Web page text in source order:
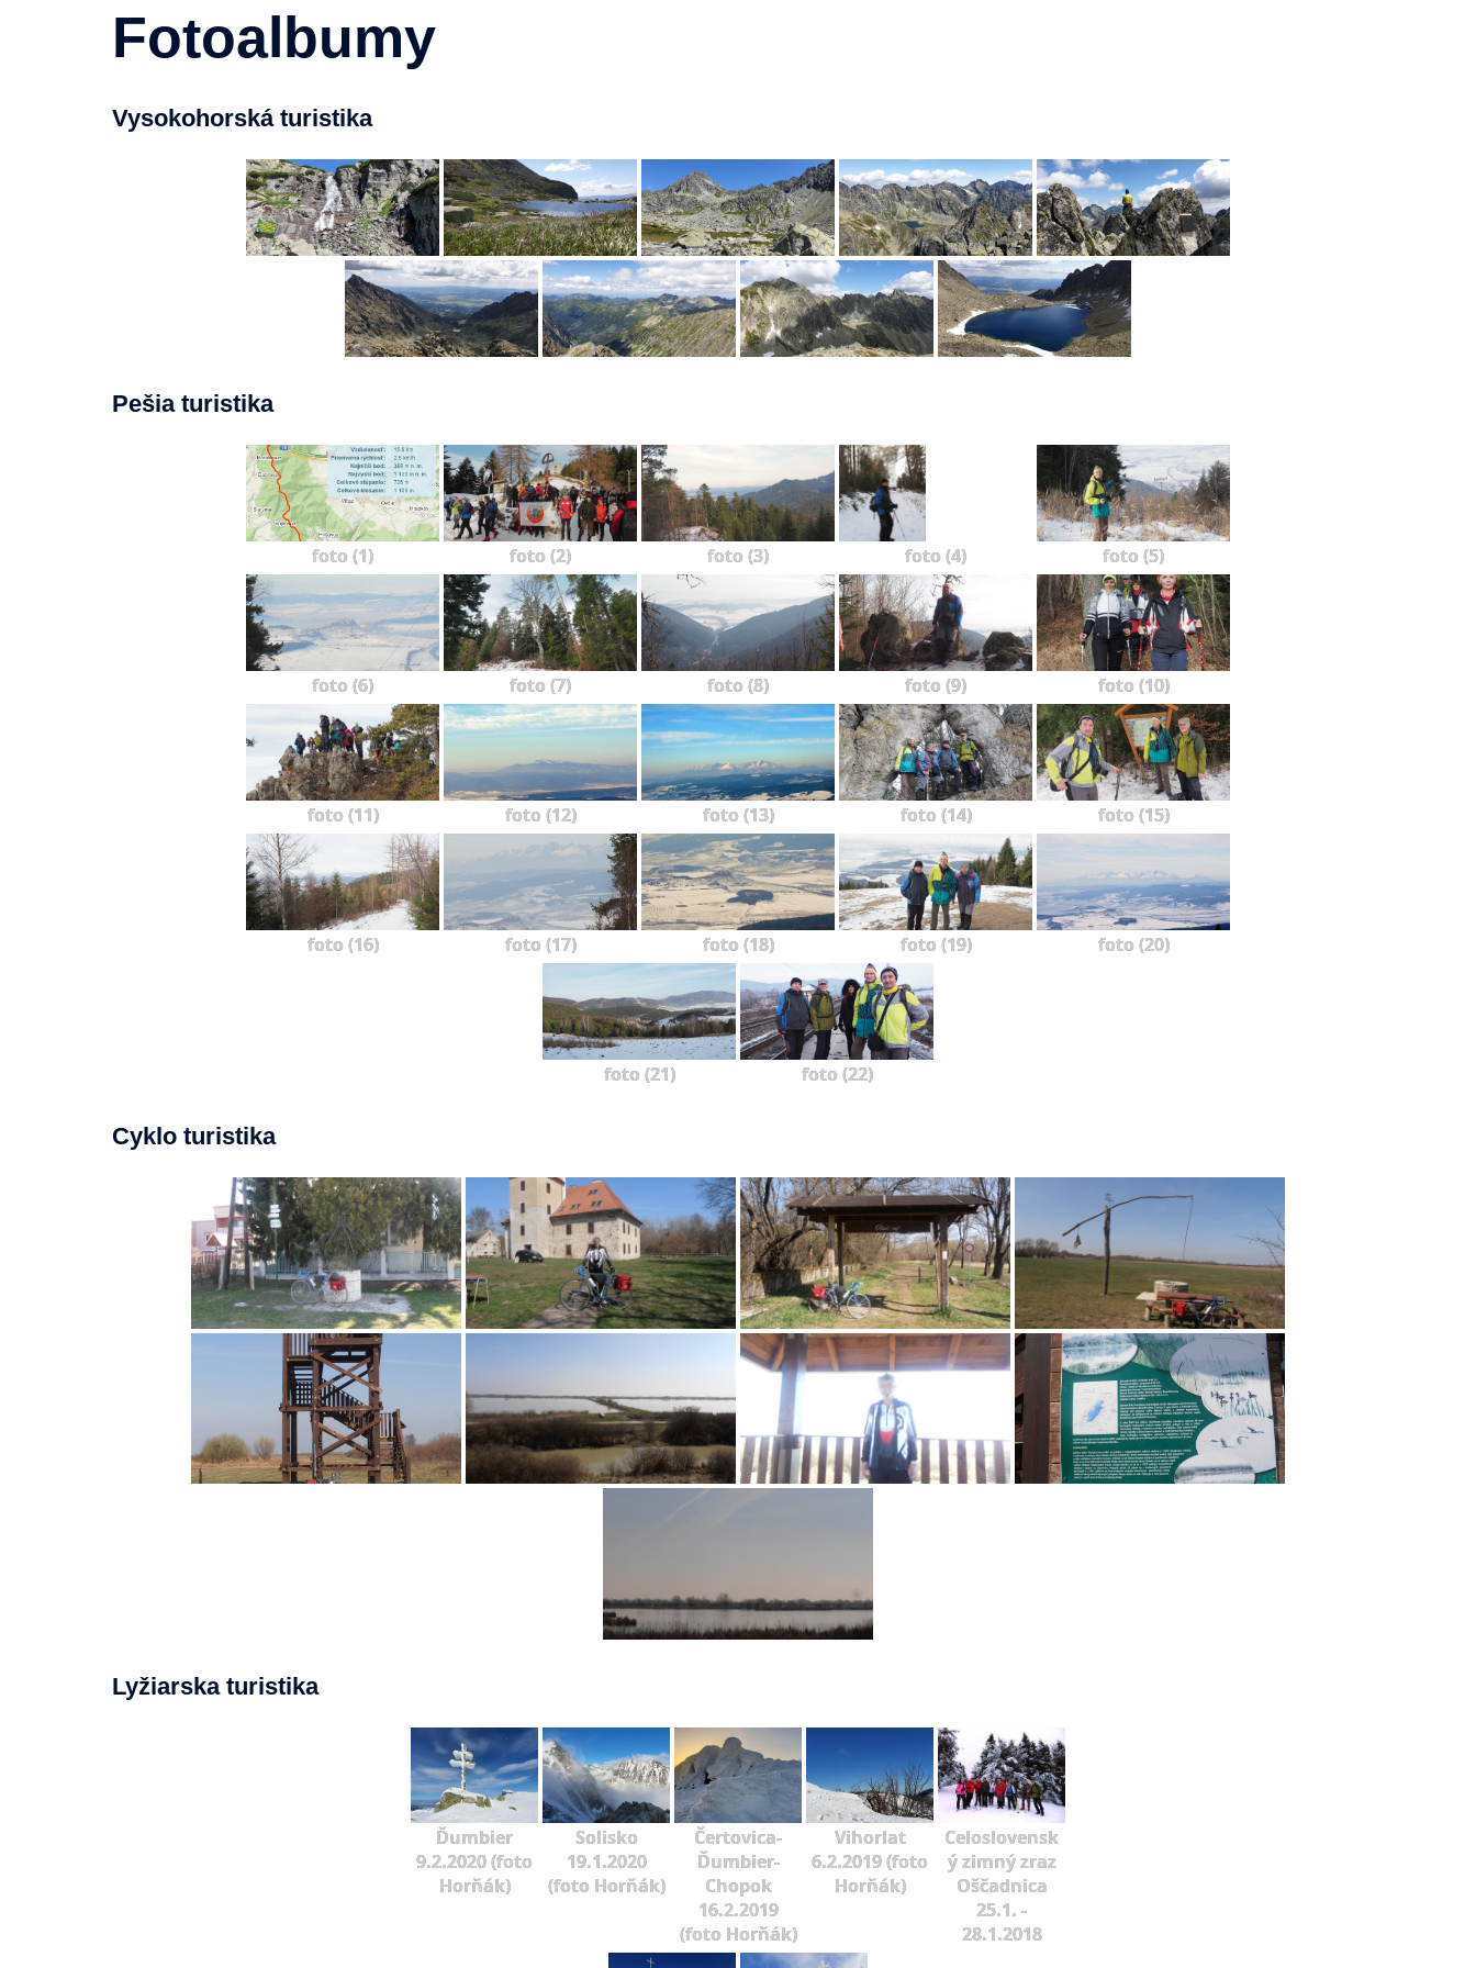
Fotoalbumy
Vysokohorská turistika
Pešia turistika
foto (1) foto (2) foto (3) foto (4) foto (5)
foto (6) foto (7) foto (8) foto (9) foto (10)
foto (11) foto (12) foto (13) foto (14) foto (15)
foto (16) foto (17) foto (18) foto (19) foto (20)
foto (21) foto (22)
Cyklo turistika
Lyžiarska turistika
Ďumbier
9.2.2020 (foto
Horňák)
Solisko
19.1.2020
(foto Horňák)
Čertovica-
Ďumbier-
Chopok
16.2.2019
(foto Horňák)
Vihorlat
6.2.2019 (foto
Horňák)
Celoslovensk
ý zimný zraz
Oščadnica
25.1. -
28.1.2018